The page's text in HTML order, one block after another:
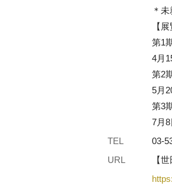
＊
【
第1
4月
第2
5月
第3
7月
TEL
03-
URL
【